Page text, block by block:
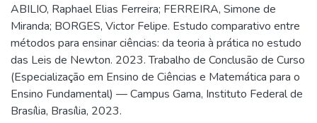
ABILIO, Raphael Elias Ferreira; FERREIRA, Simone de
Miranda; BORGES, Victor Felipe. Estudo comparativo entre
métodos para ensinar ciências: da teoria à prática no estudo
das Leis de Newton. 2023. Trabalho de Conclusão de Curso
(Especialização em Ensino de Ciências e Matemática para o
Ensino Fundamental) — Campus Gama, Instituto Federal de
Brasília, Brasília, 2023.